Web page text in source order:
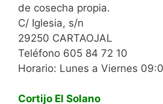
de cosecha propia.
C/ Iglesia, s/n
29250 CARTAOJAL
Teléfono 605 84 72 10
Horario: Lunes a Viernes
Cortijo El Solano